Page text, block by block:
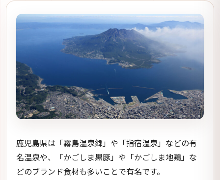
鹿児島県は「霧島温泉郷」や「指宿温泉」などの有
名温泉や、「かごしま黒豚」や「かごしま地鶏」な
どのブランド食材も多いことで有名です。